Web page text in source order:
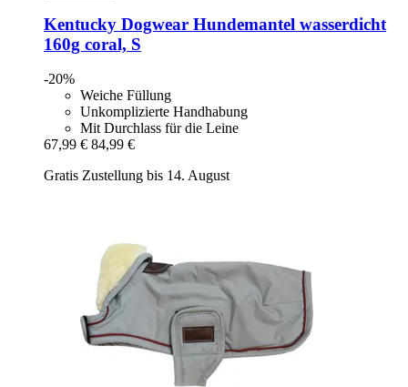
Kentucky Dogwear Hundemantel wasserdicht
160g coral, S
-20%
Weiche Füllung
Unkomplizierte Handhabung
Mit Durchlass für die Leine
67,99 € 84,99 €
Gratis Zustellung bis 14. August